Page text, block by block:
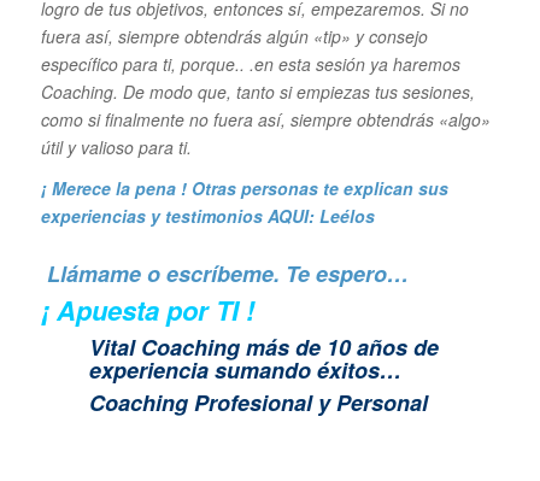
logro de tus objetivos, entonces sí, empezaremos. Si no
fuera así, siempre obtendrás algún «tip» y consejo
específico para ti, porque.. .en esta sesiónya haremos
Coaching. De modo que, tanto si empiezas tus sesiones,
como si finalmente no fuera así, siempre obtendrás «algo»
útil y valioso para ti.
¡ Merece la pena ! Otras personas te explican sus
experiencias y testimonios AQUI: Leélos
Llámame o escríbeme. Te espero…
¡ Apuesta por TI !
Vital Coaching más de 10 años de
experiencia sumando éxitos…
Coaching Profesional y Personal